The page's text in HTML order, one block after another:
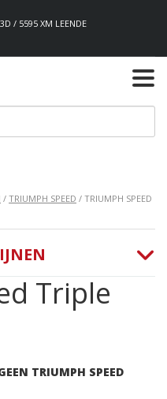
/ 5595 XM LEENDE
/ TRIUMPH SPEED / TRIUMPH SPEED
Triple
TRIUMPH SPEED